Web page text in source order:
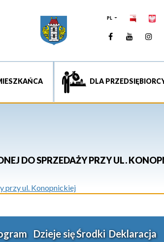
PL
Facebook
DLA
DO SPRZEDAŻY PRZY UL.
przy ul. Konopnickiej
Dzieje sięŚrodki Deklaracja